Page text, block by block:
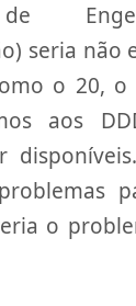
de
seria não
o 20,
aos
o